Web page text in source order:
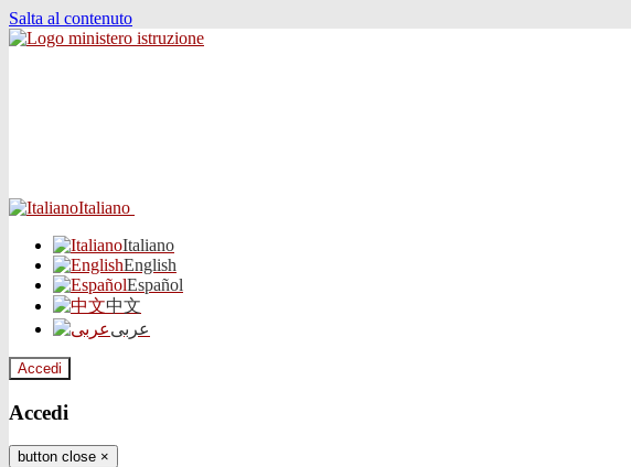
Salta al contenuto
Italiano
Italiano
English
Español
中文
عربى
Accedi
Accedi
button close ×